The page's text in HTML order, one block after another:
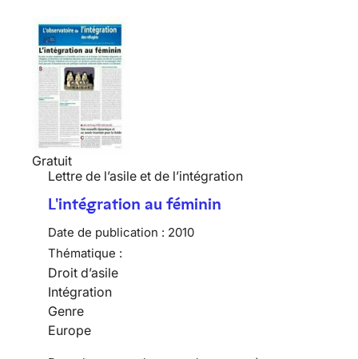
Gratuit
Lettre de l’asile et de l’intégration
L'intégration au féminin
Date de publication : 2010
Thématique :
Droit d’asile
Intégration
Genre
Europe